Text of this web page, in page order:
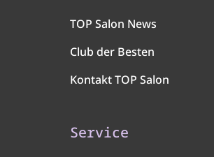
TOP Salon News
Club der Besten
Kontakt TOP Salon
Service